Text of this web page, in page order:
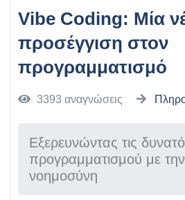
Vibe Coding: Μία
προσέγγιση στον
προγραμματισμό
3393 αναγνώσεις
Εξερευνώντας τις
προγραμματισμού με
νοημοσύνη